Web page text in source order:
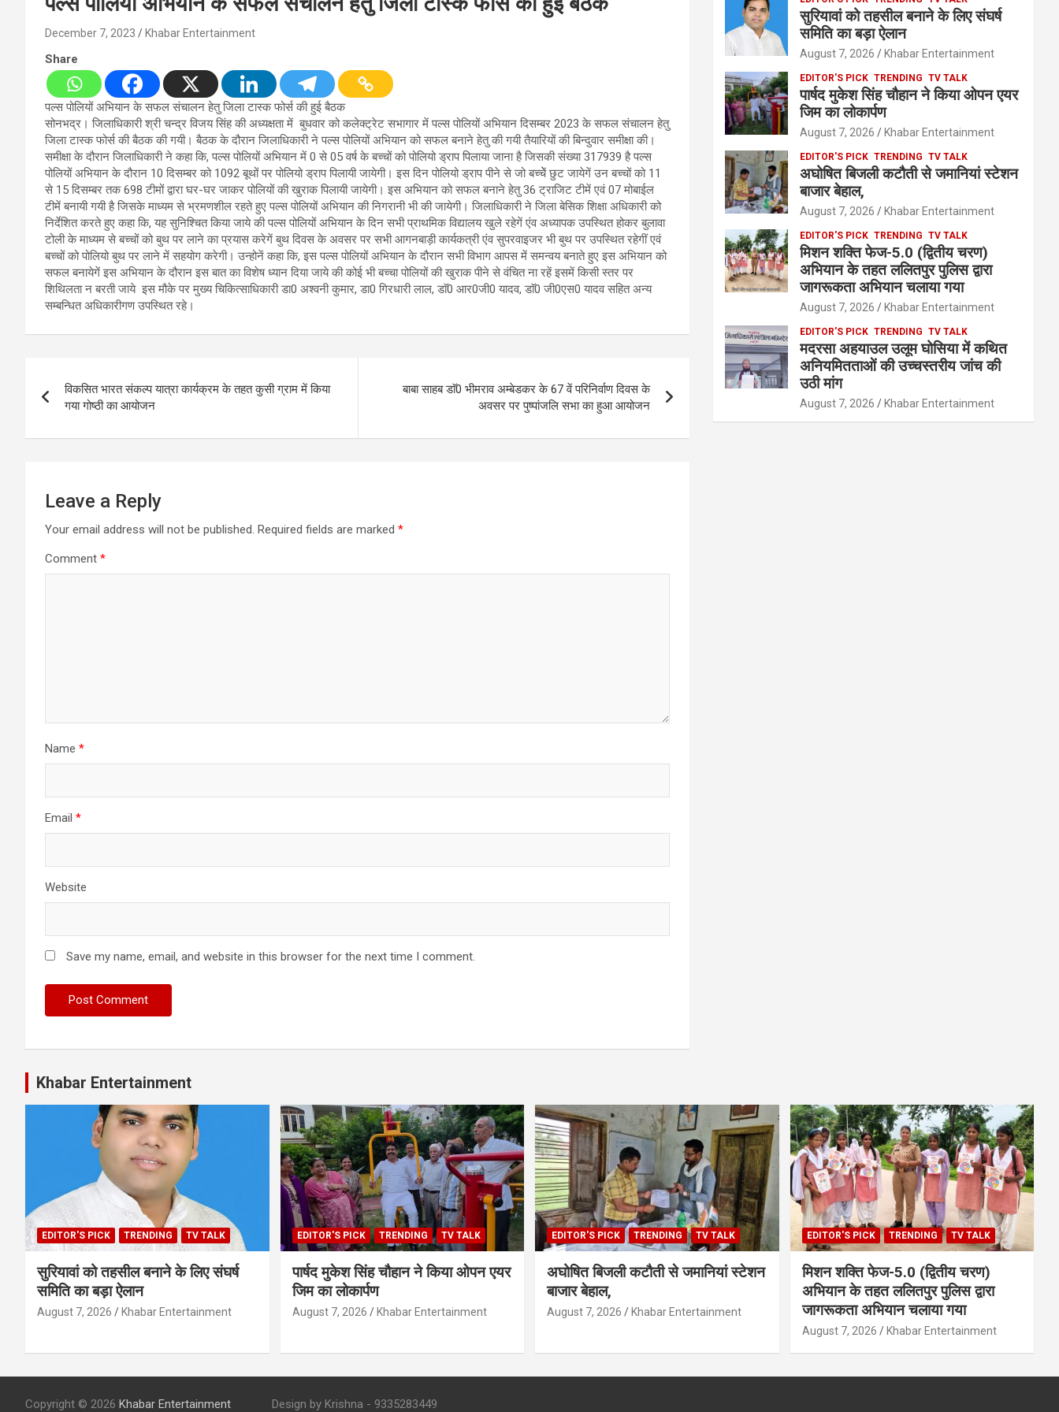
December 7, 2023 Khabar Entertainment
Share
पल्स पोलियों अभियान के सफल संचालन हेतु जिला टास्क फोर्स की हुई बैठक
सोनभद्र। जिलाधिकारी श्री चन्द्र विजय सिंह की अध्यक्षता में बुधवार को कलेक्ट्रेट सभागार में पल्स पोलियों अभियान दिसम्बर 2023 के सफल संचालन हेतु
जिला टास्क फोर्स की बैठक की गयी। बैठक के दौरान जिलाधिकारी ने पल्स पोलियों अभियान को सफल बनाने हेतु की गयी तैयारियों की बिन्दुवार समीक्षा की।
समीक्षा के दौरान जिलाधिकारी ने कहा कि, पल्स पोलियों अभियान में 0 से 05 वर्ष के बच्चों को पोलियो ड्राप पिलाया जाना है जिसकी संख्या 317939 है पल्स
पोलियों अभियान के दौरान 10 दिसम्बर को 1092 बूथों पर पोलियो ड्राप पिलायी जायेगी। इस दिन पोलियो ड्राप पीने से जो बच्चेें छुट जायेगें उन बच्चों को 11
से 15 दिसम्बर तक 698 टीमों द्वारा घर-घर जाकर पोलियों की खुराक पिलायी जायेगी। इस अभियान को सफल बनाने हेतु 36 ट्राजिट टीमें एवं 07 मोबाईल
टीमें बनायी गयी है जिसके माध्यम से भ्रमणशील रहते हुए पल्स पोलियों अभियान की निगरानी भी की जायेगी। जिलाधिकारी ने जिला बेसिक शिक्षा अधिकारी को
निर्देशित करते हुए कहा कि, यह सुनिश्चित किया जाये की पल्स पोलियों अभियान के दिन सभी प्राथमिक विद्यालय खुले रहेगें एंव अध्यापक उपस्थित होकर बुलावा
टोली के माध्यम से बच्चों को बुथ पर लाने का प्रयास करेगें बुथ दिवस के अवसर पर सभी आगनबाड़ी कार्यकत्री एंव सुपरवाइजर भी बुथ पर उपस्थित रहेगीं एवं
बच्चों को पोलियो बुथ पर लाने में सहयोग करेगी। उन्होनें कहा कि, इस पल्स पोलियों अभियान के दौरान सभी विभाग आपस में समन्वय बनाते हुए इस अभियान को
सफल बनायेगें इस अभियान के दौरान इस बात का विशेष ध्यान दिया जाये की कोई भी बच्चा पोलियों की खुराक पीने से वंचित ना रहें इसमें किसी स्तर पर
शिथिलता न बरती जाये इस मौके पर मुख्य चिकित्साधिकारी डा0 अश्वनी कुमार, डा0 गिरधारी लाल, डाॅ0 आर0जी0 यादव, डाॅ0 जी0एस0 यादव सहित अन्य
सम्बन्धित अधिकारीगण उपस्थित रहे।
navigation
विकसित भारत संकल्प यात्रा कार्यक्रम के तहत कुसी ग्राम में किया
गया गोष्ठी का आयोजन
बाबा साहब डाॅ0 भीमराव अम्बेडकर के 67 वें परिनिर्वाण दिवस के
अवसर पर पुष्पांजलि सभा का हुआ आयोजन
Leave a Reply
Your email address will not be published. Required fields are marked *
Comment *
Name *
Email *
Website
Save my name, email, and website in this browser for the next time I comment.
सुरियावां को तहसील बनाने के लिए संघर्ष
समिति का बड़ा ऐलान
August 7, 2026 Khabar Entertainment
EDITOR'S PICK TRENDING TV TALK
पार्षद मुकेश सिंह चौहान ने किया ओपन एयर
जिम का लोकार्पण
August 7, 2026 Khabar Entertainment
EDITOR'S PICK TRENDING TV TALK
अघोषित बिजली कटौती से जमानियां स्टेशन
बाजार बेहाल,
August 7, 2026 Khabar Entertainment
EDITOR'S PICK TRENDING TV TALK
मिशन शक्ति फेज-5.0 (द्वितीय चरण)
अभियान के तहत ललितपुर पुलिस द्वारा
जागरूकता अभियान चलाया गया
August 7, 2026 Khabar Entertainment
EDITOR'S PICK TRENDING TV TALK
मदरसा अहयाउल उलूम घोसिया में कथित
अनियमितताओं की उच्चस्तरीय जांच की
उठी मांग
August 7, 2026 Khabar Entertainment
Khabar Entertainment
EDITOR'S PICK TRENDING TV TALK
सुरियावां को तहसील बनाने के लिए संघर्ष
समिति का बड़ा ऐलान
August 7, 2026 Khabar Entertainment
EDITOR'S PICK TRENDING TV TALK
पार्षद मुकेश सिंह चौहान ने किया ओपन एयर
जिम का लोकार्पण
August 7, 2026 Khabar Entertainment
EDITOR'S PICK TRENDING TV TALK
अघोषित बिजली कटौती से जमानियां स्टेशन
बाजार बेहाल,
August 7, 2026 Khabar Entertainment
EDITOR'S PICK TRENDING TV TALK
मिशन शक्ति फेज-5.0 (द्वितीय चरण)
अभियान के तहत ललितपुर पुलिस द्वारा
जागरूकता अभियान चलाया गया
August 7, 2026 Khabar Entertainment
Copyright © 2026 Khabar Entertainment Design by Krishna - 9335283449